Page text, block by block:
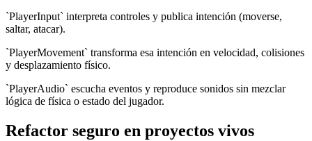
`PlayerInput` interpreta controles y publica intención (moverse,
saltar, atacar).
`PlayerMovement` transforma esa intención en velocidad, colisiones
y desplazamiento físico.
`PlayerAudio` escucha eventos y reproduce sonidos sin mezclar
lógica de física o estado del jugador.
Refactor seguro en proyectos vivos